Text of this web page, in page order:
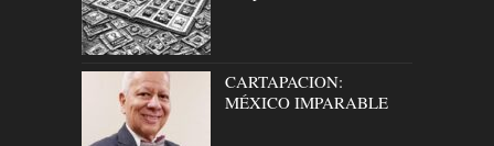
CARTAPACION:
MÉXICO IMPARABLE